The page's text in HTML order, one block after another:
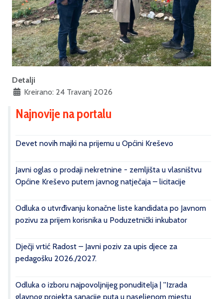
Detalji
Kreirano: 24 Travanj 2026
Najnovije na portalu
Devet novih majki na prijemu u Općini Kreševo
Javni oglas o prodaji nekretnine - zemljišta u vlasništvu
Općine Kreševo putem javnog natječaja – licitacije
Odluka o utvrđivanju konačne liste kandidata po Javnom
pozivu za prijem korisnika u Poduzetnički inkubator
Dječji vrtić Radost – Javni poziv za upis djece za
pedagošku 2026./2027.
Odluka o izboru najpovoljnijeg ponuditelja | ''Izrada
glavnog projekta sanacije puta u naseljenom mjestu